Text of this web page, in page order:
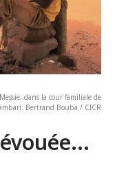
dans la cour familiale de
Bertrand Bouba / CICR